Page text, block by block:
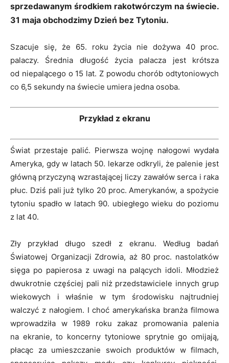
sprzedawanym środkiem rakotwórczym na świecie.
31 maja obchodzimy Dzień bez Tytoniu.
Szacuje się, że 65. roku życia nie dożywa 40 proc.
palaczy. Średnia długość życia palacza jest krótsza
od niepalącego o 15 lat. Z powodu chorób odtytoniowych
co 6,5 sekundy na świecie umiera jedna osoba.
Przykład z ekranu
Świat przestaje palić. Pierwsza wojnę nałogowi wydała
Ameryka, gdy w latach 50. lekarze odkryli, że palenie jest
główną przyczyną wzrastającej liczy zawałów serca i raka
płuc. Dziś pali już tylko 20 proc. Amerykanów, a spożycie
tytoniu spadło w latach 90. ubiegłego wieku do poziomu
z lat 40.
Zły przykład długo szedł z ekranu. Według badań
Światowej Organizacji Zdrowia, aż 80 proc. nastolatków
sięga po papierosa z uwagi na palących idoli. Młodzież
dwukrotnie częściej pali niż przedstawiciele innych grup
wiekowych i właśnie w tym środowisku najtrudniej
walczyć z nałogiem. I choć amerykańska branża filmowa
wprowadziła w 1989 roku zakaz promowania palenia
na ekranie, to koncerny tytoniowe sprytnie go omijają,
płacąc za umieszczanie swoich produktów w filmach,